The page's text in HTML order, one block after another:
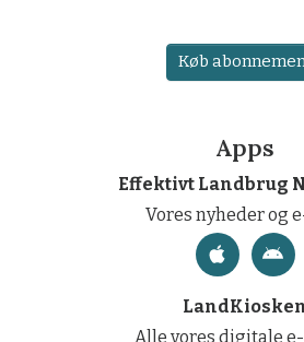
Køb
Apps
Effektivt Landbrug
Vores nyheder og
Alle vores digitale